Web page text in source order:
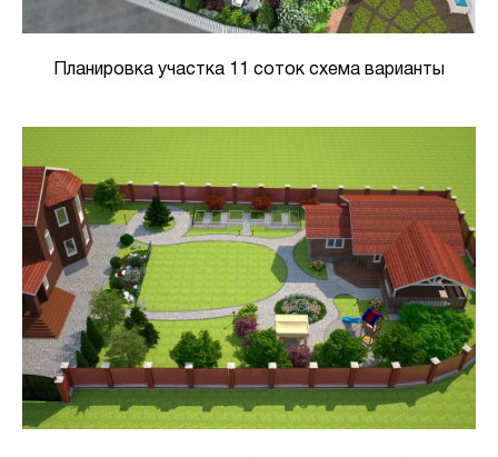
Планировка участка 11 соток схема варианты